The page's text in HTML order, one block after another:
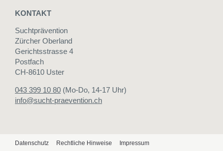
KONTAKT
Suchtprävention
Zürcher Oberland
Gerichtsstrasse 4
Postfach
CH-8610 Uster
043 399 10 80 (Mo-Do, 14-17 Uhr)
info@sucht-praevention.ch
Datenschutz Rechtliche Hinweise Impressum